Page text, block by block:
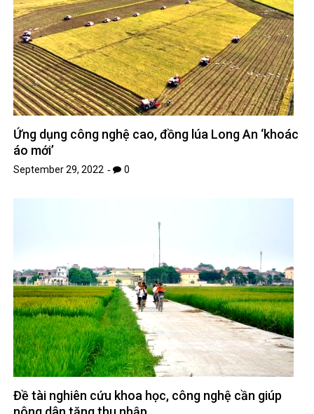
Ứng dụng công nghệ cao, đồng lúa Long An ‘khoác
áo mới’
September 29, 2022 0
Đề tài nghiên cứu khoa học, công nghệ cần giúp